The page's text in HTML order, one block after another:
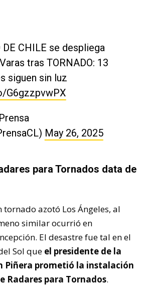
DE CHILE se despliega
tras TORNADO: 13
siguen sin luz
G6gzzpvwPX
May 26, 2025
para Tornados data de
tornado azotó Los Ángeles, al
similar ocurrió en
El desastre fue tal en el
Sol que el presidente de la
Piñera prometió la instalación
Radares para Tornados.